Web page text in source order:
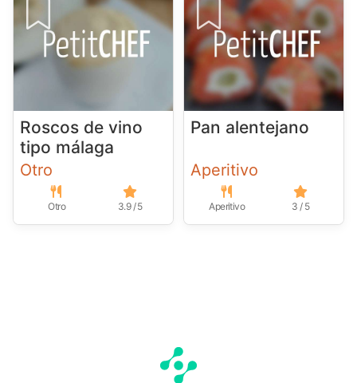
Roscos de vino
tipo málaga
Otro
Otro 3.9 / 5
Pan alentejano
Aperitivo
Aperitivo 3 / 5